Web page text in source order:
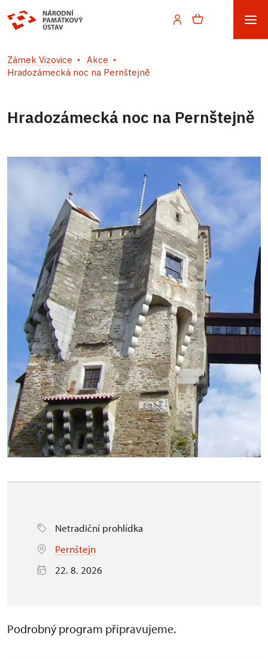
Zámek Vizovice
Akce
Hradozámecká noc na Pernštejně
Hradozámecká noc na Pernštejně
Netradiční prohlídka
Pernštejn
22. 8. 2026
Podrobný program připravujeme.